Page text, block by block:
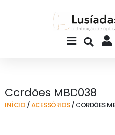
Main
Menu
Cordões MBD038
INÍCIO /ACESSÓRIOS/ CORDÕES